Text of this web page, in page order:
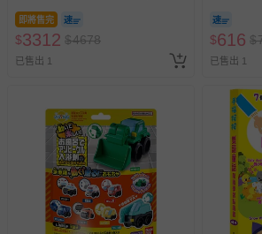
款)-(贈品：文具2件(補習袋+零
錢包)-博派之宇宙決戰)-花色送
完以其他樣式替代 不另行通知
即將售完
$3312 $4678
已售出 1
$616 $
已售出 1